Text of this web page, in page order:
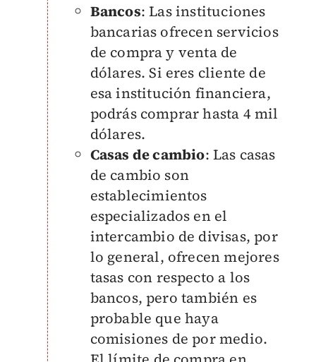
Bancos: Las instituciones
bancarias ofrecen servicios
de compra y venta de
dólares. Si eres cliente de
esa institución financiera,
podrás comprar hasta 4 mil
dólares.
Casas de cambio: Las casas
de cambio son
establecimientos
especializados en el
intercambio de divisas, por
lo general, ofrecen mejores
tasas con respecto a los
bancos, pero también es
probable que haya
comisiones de por medio.